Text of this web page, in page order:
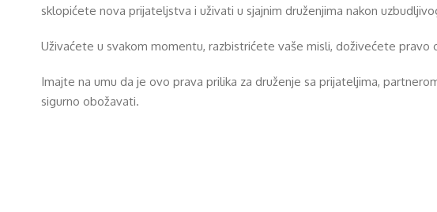
sklopićete nova prijateljstva i uživati u sjajnim druženjima nakon
Uživaćete u svakom momentu, razbistrićete vaše misli, doživećete pravo
Imajte na umu da je ovo prava prilika za druženje sa prijateljima,
sigurno obožavati.